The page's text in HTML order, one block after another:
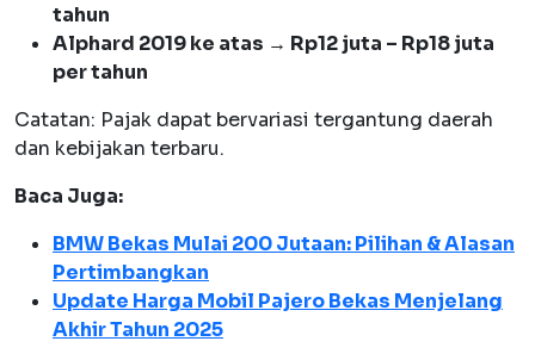
tahun
Alphard 2019 ke atas → Rp12 juta – Rp18 juta
per tahun
Catatan: Pajak dapat bervariasi tergantung daerah
dan kebijakan terbaru.
Baca Juga:
BMW Bekas Mulai 200 Jutaan: Pilihan & Alasan
Pertimbangkan
Update Harga Mobil Pajero Bekas Menjelang
Akhir Tahun 2025